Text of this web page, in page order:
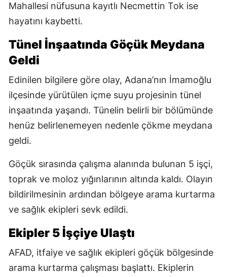
Mahallesi nüfusuna kayıtlı Necmettin Tok ise
hayatını kaybetti.
Tünel İnşaatında Göçük Meydana
Geldi
Edinilen bilgilere göre olay, Adana’nın İmamoğlu
ilçesinde yürütülen içme suyu projesinin tünel
inşaatında yaşandı. Tünelin belirli bir bölümünde
henüz belirlenemeyen nedenle çökme meydana
geldi.
Göçük sırasında çalışma alanında bulunan 5 işçi,
toprak ve moloz yığınlarının altında kaldı. Olayın
bildirilmesinin ardından bölgeye arama kurtarma
ve sağlık ekipleri sevk edildi.
Ekipler 5 İşçiye Ulaştı
AFAD, itfaiye ve sağlık ekipleri göçük bölgesinde
arama kurtarma çalışması başlattı. Ekiplerin